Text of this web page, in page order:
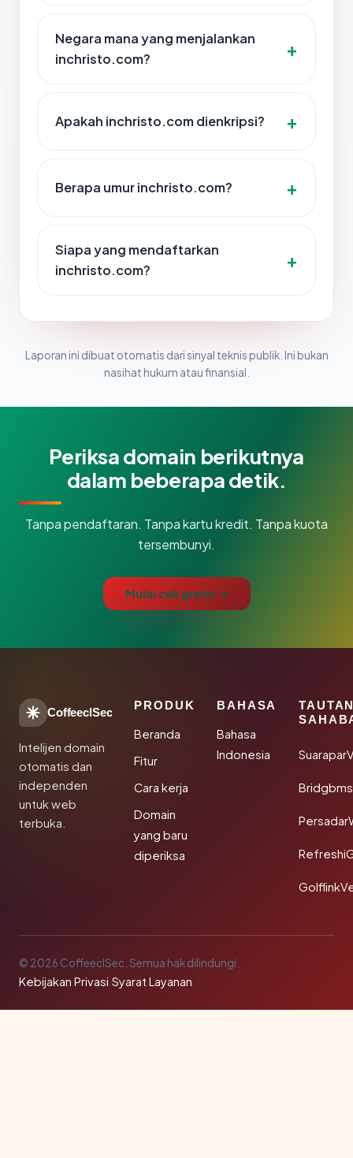
Negara mana yang menjalankan
inchristo.com?
Apakah inchristo.com dienkripsi?
Berapa umur inchristo.com?
Siapa yang mendaftarkan
inchristo.com?
Laporan ini dibuat otomatis dari sinyal teknis publik. Ini bukan
nasihat hukum atau finansial.
Periksa domain berikutnya
dalam beberapa detik.
Tanpa pendaftaran. Tanpa kartu kredit. Tanpa kuota
tersembunyi.
Mulai cek gratis →
CoffeeclSec
Intelijen domain
otomatis dan
independen
untuk web
terbuka.
PRODUK
Beranda
Fitur
Cara kerja
Domain
yang baru
diperiksa
BAHASA
Bahasa
Indonesia
© 2026 CoffeeclSec. Semua hak dilindungi.
Kebijakan Privasi·Syarat Layanan